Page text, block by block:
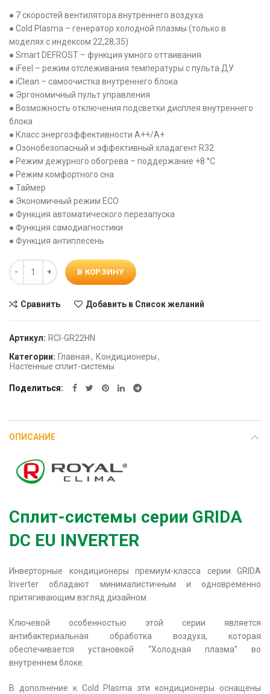
● 7 скоростей вентилятора внутреннего воздуха
● Cold Plasma – генератор холодной плазмы (только в
моделях с индексом 22,28,35)
● Smart DEFROST – функция умного оттаивания
● iFeel – режим отслеживания температуры с пульта ДУ
● iClean – cамоочистка внутреннего блока
● Эргономичный пульт управления
● Возможность отключения подсветки дисплея внутреннего
блока
● Класс энергоэффективности A++/A+
● Озонобезопасный и эффективный хладагент R32
● Режим дежурного обогрева – поддержание +8 °C
● Режим комфортного сна
● Таймер
● Экономичный режим ECO
● Функция автоматического перезапуска
● Функция самодиагностики
● Функция антиплесень
Количество
В КОРЗИНУ
Сравнить Добавить в Список желаний
Артикул: RCI-GR22HN
Категории: Главная, Кондиционеры,
Настенные сплит-системы
Поделиться
ОПИСАНИЕ
Сплит-системы серии GRIDA
DC EU INVERTER
Инверторные кондиционеры премиум-класса серии GRIDA
Inverter обладают минималистичным и одновременно
притягивающим взгляд дизайном.
Ключевой особенностью этой серии является
антибактериальная обработка воздуха, которая
обеспечивается установкой “Холодная плазма” во
внутреннем блоке.
В дополнение к Cold Plasma эти кондиционеры оснащены